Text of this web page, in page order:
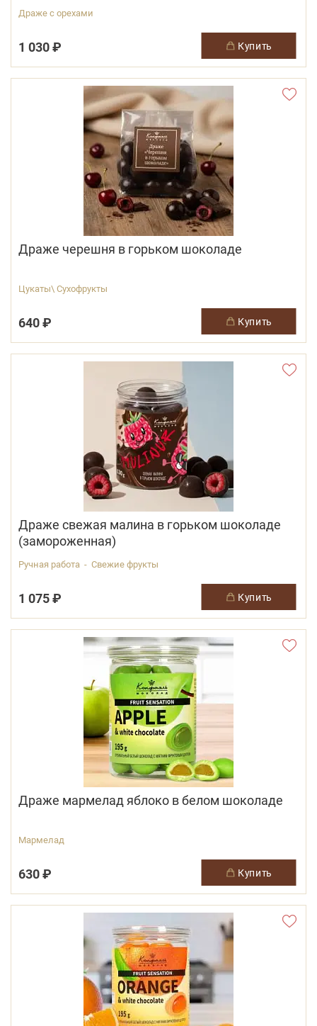
Драже с орехами
1 030 ₽ купить
Драже черешня в горьком шоколаде
Цукаты\ Сухофрукты
640 ₽ купить
Драже свежая малина в горьком шоколаде
(замороженная)
Ручная работа - Свежие фрукты
1 075 ₽ купить
Драже мармелад яблоко в белом шоколаде
Мармелад
630 ₽ купить